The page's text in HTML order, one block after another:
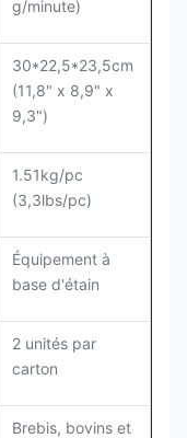
g/minute)
30*22,5*23,5cm
(11,8" x 8,9" x
9,3")
1.51kg/pc
(3,3lbs/pc)
Équipement à
base d'étain
2 unités par
carton
Brebis, bovins et